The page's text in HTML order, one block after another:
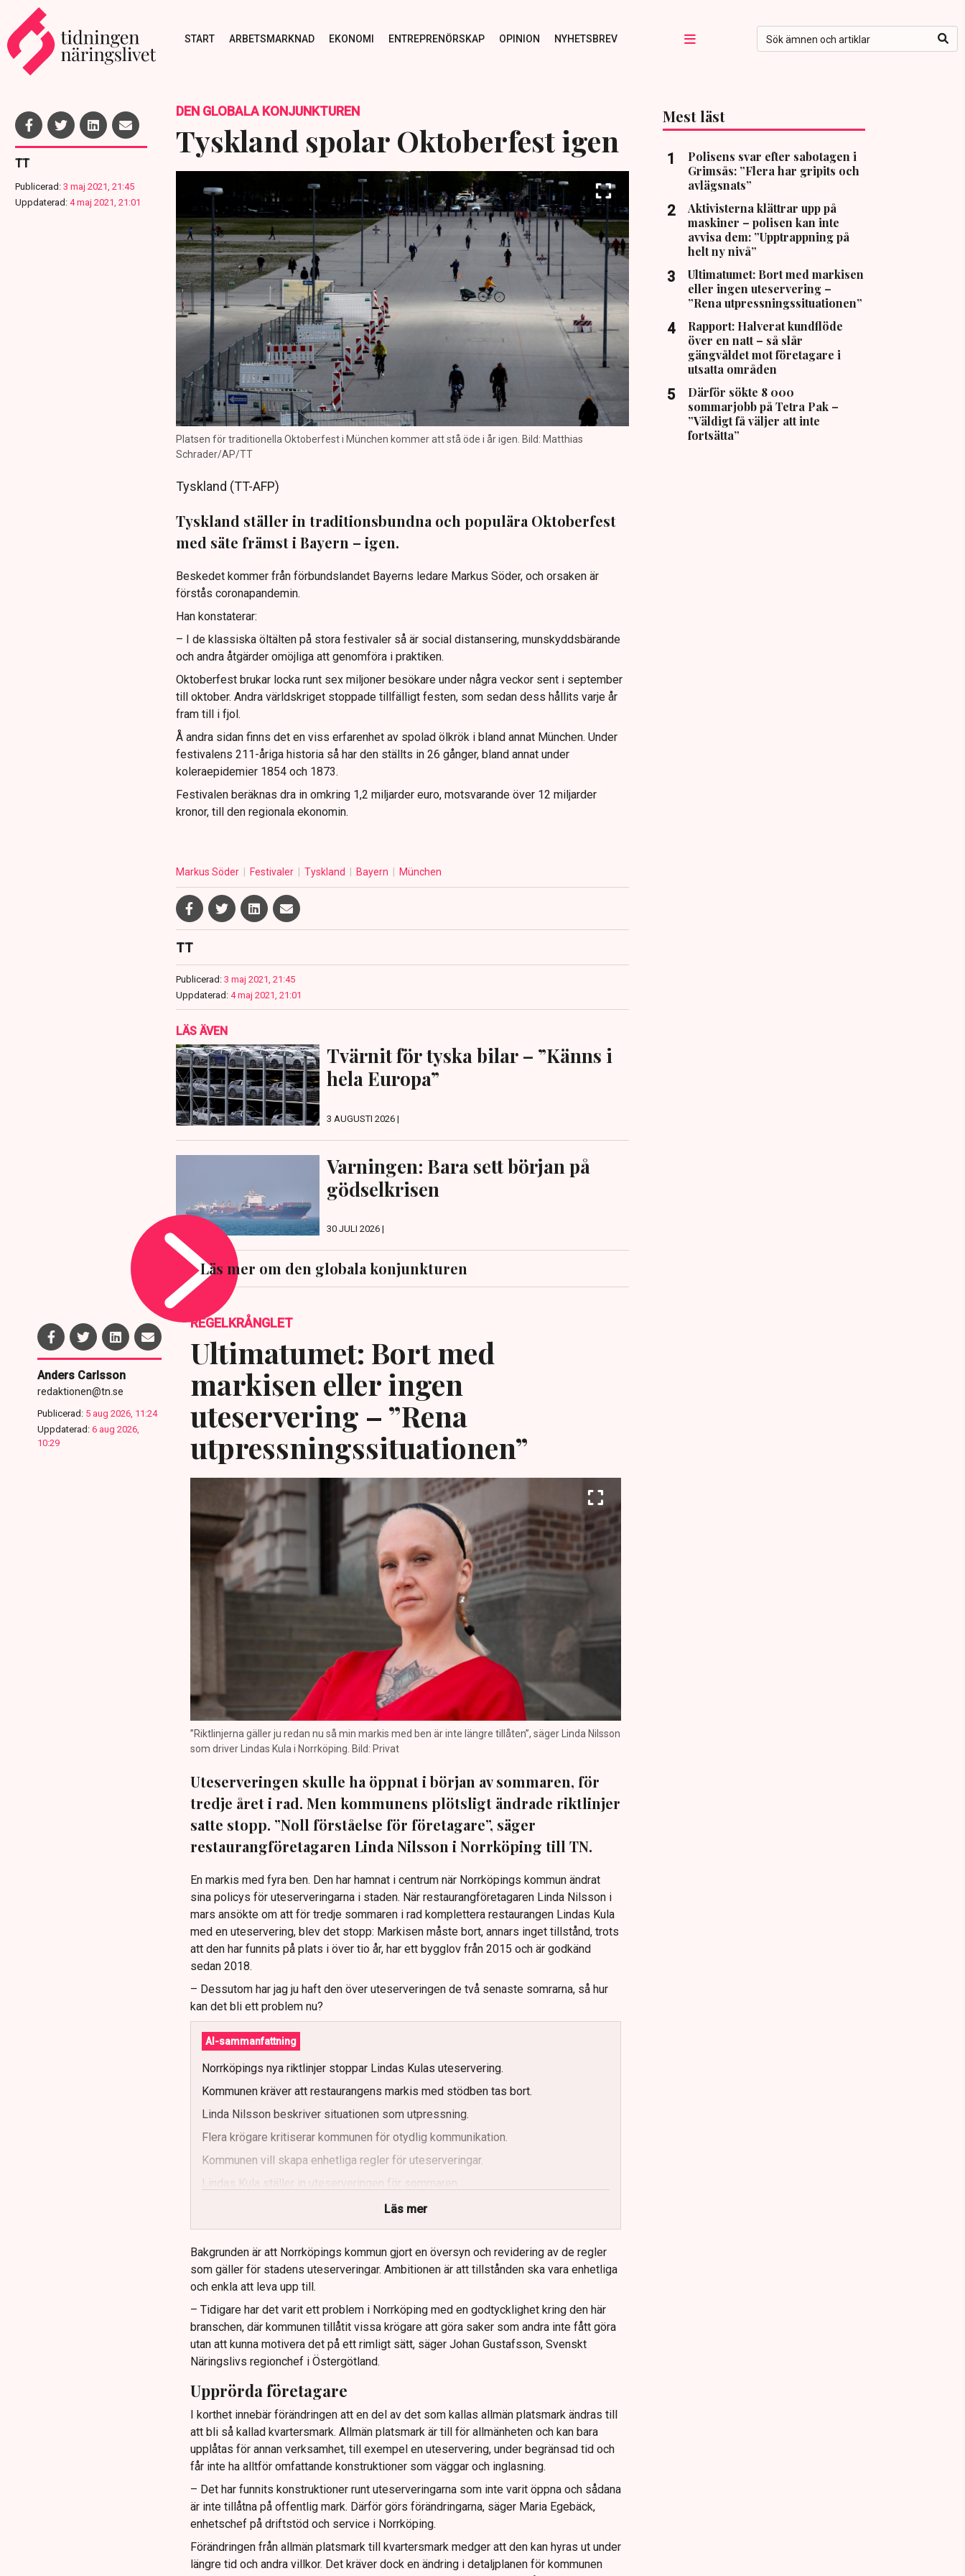
START ARBETSMARKNAD EKONOMI ENTREPRENÖRSKAP OPINION NYHETSBREV
TT
Publicerad: 3 maj 2021, 21:45
Uppdaterad: 4 maj 2021, 21:01
DEN GLOBALA KONJUNKTUREN
Tyskland spolar Oktoberfest igen
Platsen för traditionella Oktoberfest i München kommer att stå öde i år igen. Bild: Matthias
Schrader/AP/TT
Tyskland (TT-AFP)
Tyskland ställer in traditionsbundna och populära Oktoberfest
med säte främst i Bayern – igen.
Beskedet kommer från förbundslandet Bayerns ledare Markus Söder, och orsaken är
förstås coronapandemin.
Han konstaterar:
– I de klassiska öltälten på stora festivaler så är social distansering, munskyddsbärande
och andra åtgärder omöjliga att genomföra i praktiken.
Oktoberfest brukar locka runt sex miljoner besökare under några veckor sent i september
till oktober. Andra världskriget stoppade tillfälligt festen, som sedan dess hållits varje år
fram till i fjol.
Å andra sidan finns det en viss erfarenhet av spolad ölkrök i bland annat München. Under
festivalens 211-åriga historia så har den ställts in 26 gånger, bland annat under
koleraepidemier 1854 och 1873.
Festivalen beräknas dra in omkring 1,2 miljarder euro, motsvarande över 12 miljarder
kronor, till den regionala ekonomin.
Markus Söder Festivaler Tyskland Bayern München
TT
Publicerad: 3 maj 2021, 21:45
Uppdaterad: 4 maj 2021, 21:01
LÄS ÄVEN
Tvärnit för tyska bilar – ”Känns i
hela Europa”
3 AUGUSTI 2026 |
Varningen: Bara sett början på
gödselkrisen
30 JULI 2026 |
Läs mer om den globala konjunkturen
Mest läst
Polisens svar efter sabotagen i
Grimsås: ”Flera har gripits och
avlägsnats”
Aktivisterna klättrar upp på
maskiner – polisen kan inte
avvisa dem: ”Upptrappning på
helt ny nivå”
Ultimatumet: Bort med markisen
eller ingen uteservering –
”Rena utpressningssituationen”
Rapport: Halverat kundflöde
över en natt – så slår
gängvåldet mot företagare i
utsatta områden
Därför sökte 8 000
sommarjobb på Tetra Pak –
”Väldigt få väljer att inte
fortsätta”
Anders Carlsson
redaktionen@tn.se
Publicerad: 5 aug 2026, 11:24
Uppdaterad: 6 aug 2026,
10:29
REGELKRÅNGLET
Ultimatumet: Bort med
markisen eller ingen
uteservering – ”Rena
utpressningssituationen”
”Riktlinjerna gäller ju redan nu så min markis med ben är inte längre tillåten”, säger Linda Nilsson
som driver Lindas Kula i Norrköping. Bild: Privat
Uteserveringen skulle ha öppnat i början av sommaren, för
tredje året i rad. Men kommunens plötsligt ändrade riktlinjer
satte stopp. ”Noll förståelse för företagare”, säger
restaurangföretagaren Linda Nilsson i Norrköping till TN.
En markis med fyra ben. Den har hamnat i centrum när Norrköpings kommun ändrat
sina policys för uteserveringarna i staden. När restaurangföretagaren Linda Nilsson i
mars ansökte om att för tredje sommaren i rad komplettera restaurangen Lindas Kula
med en uteservering, blev det stopp: Markisen måste bort, annars inget tillstånd, trots
att den har funnits på plats i över tio år, har ett bygglov från 2015 och är godkänd
sedan 2018.
– Dessutom har jag ju haft den över uteserveringen de två senaste somrarna, så hur
kan det bli ett problem nu?
AI-sammanfattning
Norrköpings nya riktlinjer stoppar Lindas Kulas uteservering.
Kommunen kräver att restaurangens markis med stödben tas bort.
Linda Nilsson beskriver situationen som utpressning.
Flera krögare kritiserar kommunen för otydlig kommunikation.
Kommunen vill skapa enhetliga regler för uteserveringar.
Lindas Kula ställer in uteserveringen för sommaren.
Läs mer
Bakgrunden är att Norrköpings kommun gjort en översyn och revidering av de regler
som gäller för stadens uteserveringar. Ambitionen är att tillstånden ska vara enhetliga
och enkla att leva upp till.
– Tidigare har det varit ett problem i Norrköping med en godtycklighet kring den här
branschen, där kommunen tillåtit vissa krögare att göra saker som andra inte fått göra
utan att kunna motivera det på ett rimligt sätt, säger Johan Gustafsson, Svenskt
Näringslivs regionchef i Östergötland.
Upprörda företagare
I korthet innebär förändringen att en del av det som kallas allmän platsmark ändras till
att bli så kallad kvartersmark. Allmän platsmark är till för allmänheten och kan bara
upplåtas för annan verksamhet, till exempel en uteservering, under begränsad tid och
får inte ha alltför omfattande konstruktioner som väggar och inglasning.
– Det har funnits konstruktioner runt uteserveringarna som inte varit öppna och sådana
är inte tillåtna på offentlig mark. Därför görs förändringarna, säger Maria Egebäck,
enhetschef på driftstöd och service i Norrköping.
Förändringen från allmän platsmark till kvartersmark medger att den kan hyras ut under
längre tid och andra villkor. Det kräver dock en ändring i detaljplanen för kommunen